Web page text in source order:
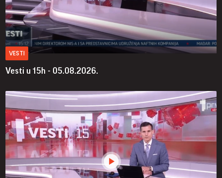
VESTI
Vesti u 15h - 05.08.2026.